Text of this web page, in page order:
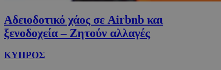
Αδειοδοτικό χάος σε Airbnb και
ξενοδοχεία – Zητούν αλλαγές
ΚΥΠΡΟΣ